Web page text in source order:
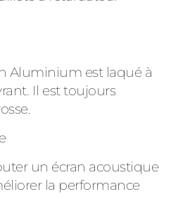
Aluminium est laqué à
Il est toujours
un écran acoustique
la performance